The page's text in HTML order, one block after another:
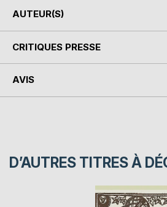
AUTEUR(S)
CRITIQUES PRESSE
AVIS
D’AUTRES TITRES À